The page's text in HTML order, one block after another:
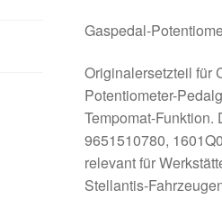
Gaspedal-
Originalersetzteil für
Potentiometer-
Tempomat-
9651510780,
relevant für
Stellantis-